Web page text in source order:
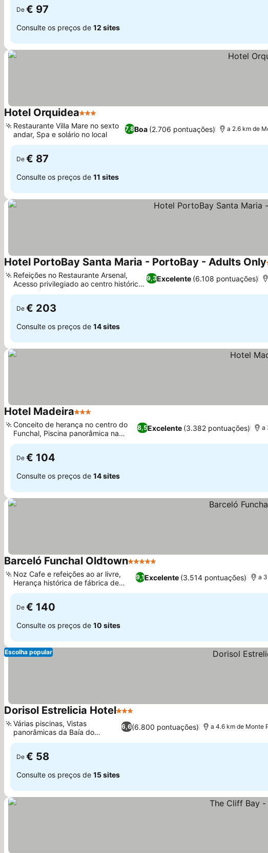
De € 97
Consulte os preços de 12 sites
Hotel Orquidea3 Estrelas
7,8Boa (2.706 pontuações)
Restaurante Villa Mare no sexto
andar, Spa e solário no local
a 2.6 km de
De € 87
Consulte os preços de 11 sites
Hotel PortoBay Santa Maria - PortoBay - Adults Only
9,3Excelente (6.108 pontuações)
Refeições no Restaurante Arsenal,
Acesso privilegiado ao centro histórico
do Funchal
De € 203
Consulte os preços de 14 sites
Hotel Madeira3 Estrelas
8,5Excelente (3.382 pontuações)
Conceito de herança no centro do
Funchal, Piscina panorâmica na
cobertura
a
De € 104
Consulte os preços de 14 sites
Barceló Funchal Oldtown5 Estrelas
9,1Excelente (3.514 pontuações)
Noz Cafe e refeições ao ar livre,
Herança histórica de fábrica de
bordados
a
De € 140
Consulte os preços de 10 sites
Escolha popular
Dorisol Estrelicia Hotel3 Estrelas
6,6(6.800 pontuações)
Várias piscinas, Vistas
panorâmicas da Baía do
Funchal
a 4.6 km de Monte
De € 58
Consulte os preços de 15 sites